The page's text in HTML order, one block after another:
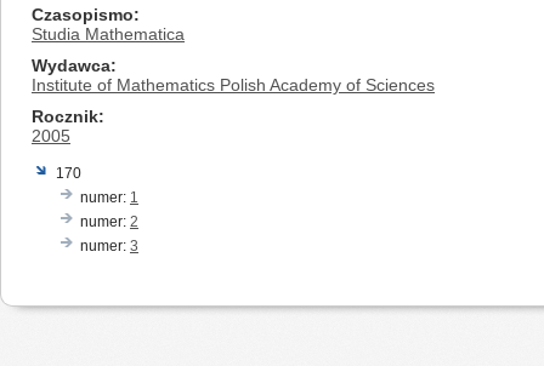
Czasopismo
Studia Mathematica
Wydawca
Institute of Mathematics Polish Academy of Sciences
Rocznik
2005
170
numer: 1
numer: 2
numer: 3